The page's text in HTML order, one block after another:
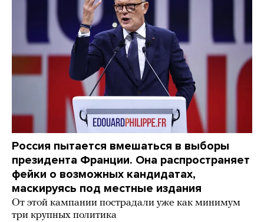
Россия пытается вмешаться в выборы
президента Франции. Она распространяет
фейки о возможных кандидатах,
маскируясь под местные издания
От этой кампании пострадали уже как минимум
три крупных политика